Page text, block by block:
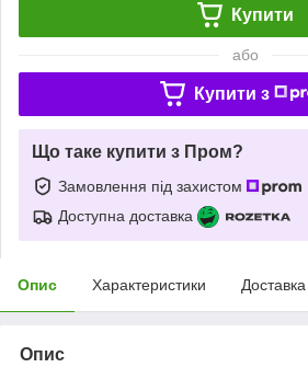
Купити
або
Купити з
Що таке купити з Пром?
Замовлення під захистом
Доступна доставка
Опис Характеристики Доставка
Опис